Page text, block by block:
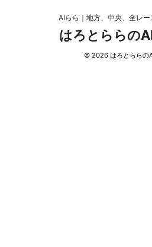
AIらら｜地方、中央、全レ
はろとららの
© 2026 はろとららの